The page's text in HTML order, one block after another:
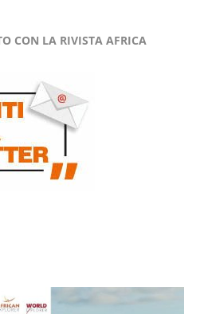
CON LA RIVISTA AFRICA